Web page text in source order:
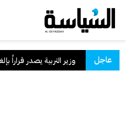
عاجل
. وزير التربية يصدر قراراً